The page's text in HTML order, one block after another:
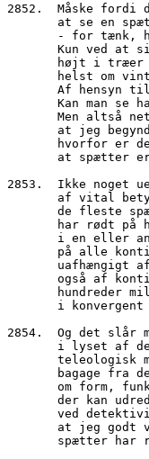
2852.  Måske fordi
at se en
- for
Kun ved
højt i
helst om
Af hensyn
Kan man
Men altså
at jeg
hvorfor
at
2853.  Ikke noget
af
de
har rødt
i en
på alle
også af
i
2854.  Og det slår
i lyset
bagage
om form,
der kan
ved
at jeg
spætter